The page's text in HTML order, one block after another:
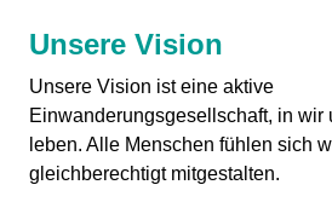
Angebot
Unsere Vision
Unsere Vision ist eine aktive
Einwanderungsgesellschaft, in wir
leben. Alle Menschen fühlen sich
gleichberechtigt mitgestalten.